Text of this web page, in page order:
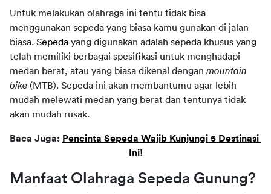
Untuk melakukan olahraga ini tentu tidak bisa
menggunakan sepeda yang biasa kamu gunakan di jalan
biasa. Sepeda yang digunakan adalah sepeda khusus yang
telah memiliki berbagai spesifikasi untuk menghadapi
medan berat, atau yang biasa dikenal dengan mountain
bike (MTB). Sepeda ini akan membantumu agar lebih
mudah melewati medan yang berat dan tentunya tidak
akan mudah rusak.
Baca Juga: Pencinta Sepeda Wajib Kunjungi 5 Destinasi
Ini!
Manfaat Olahraga Sepeda Gunung?